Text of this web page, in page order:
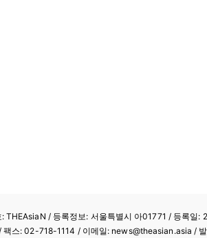
: THEAsiaN / 등록정보: 서울특별시 아01771 / 등록일:
팩스: 02-718-1114 / 이메일: news@theasian.asia /